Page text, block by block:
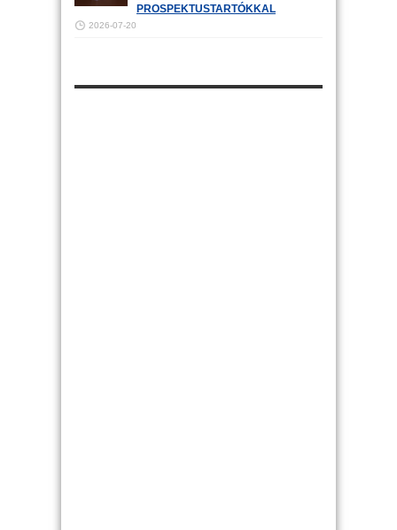
PROSPEKTUSTARTÓKKAL
2026-07-20